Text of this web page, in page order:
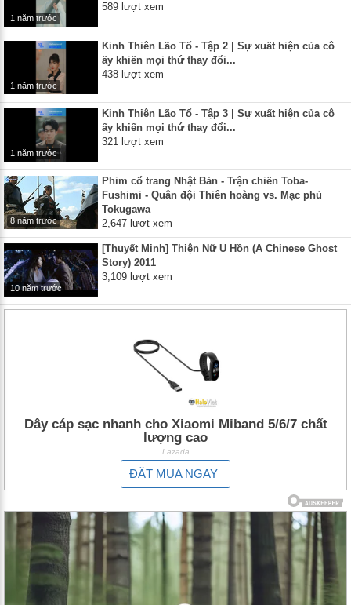
1 năm trước
589 lượt xem
1 năm trước
Kinh Thiên Lão Tổ - Tập 2 | Sự xuất hiện của cô
ấy khiến mọi thứ thay đổi...
438 lượt xem
1 năm trước
Kinh Thiên Lão Tổ - Tập 3 | Sự xuất hiện của cô
ấy khiến mọi thứ thay đổi...
321 lượt xem
8 năm trước
Phim cổ trang Nhật Bản - Trận chiến Toba-
Fushimi - Quân đội Thiên hoàng vs. Mạc phủ
Tokugawa
2,647 lượt xem
10 năm trước
[Thuyết Minh] Thiện Nữ U Hồn (A Chinese Ghost
Story) 2011
3,109 lượt xem
Dây cáp sạc nhanh cho Xiaomi Miband 5/6/7 chất
lượng cao
Lazada
ĐẶT MUA NGAY